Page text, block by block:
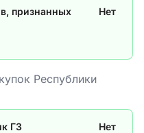
признанных
Нет
Республики
ГЗ Нет